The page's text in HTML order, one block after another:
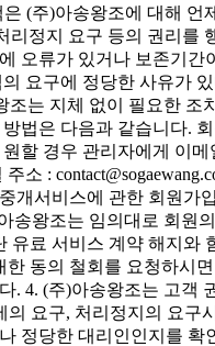
(주)아송왕조에 대해 언
리정지 요구 등의 권리를
오류가 있거나 보존기간
요구에 정당한 사유가
조는 지체 없이 필요한 조
법은 다음과 같습니다.
할 경우 관리자에게 이메
소 :
개서비스에 관한 회원가
송왕조는 임의대로 회원
유료 서비스 계약 해지와
한 동의 철회를 요청하시
. 4. (주)아송왕조는 고객
의 요구, 처리정지의 요구
정당한 대리인인지를 확